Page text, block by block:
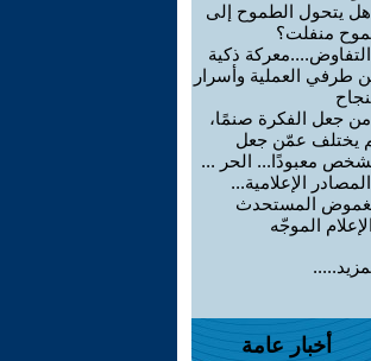
هل يتحول الطموح إلى
منفلت؟
التفاوض....معركة ذكية
طرفي العملية وأسرار
من جعل الفكرة صنمًا،
يختلف عمّن جعل
معبودًا... الحر ...
المصادر الإعلامية...
المستحدث
الموجّه
أخبار عامة